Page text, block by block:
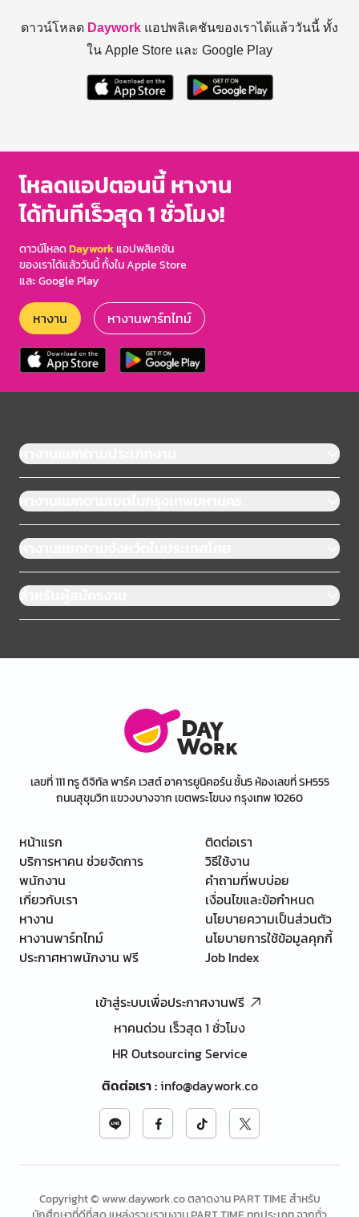
ดาวน์โหลด Daywork แอปพลิเคชันของเราได้แล้ววันนี้ ทั้ง
ใน Apple Store และ Google Play
โหลดแอปตอนนี้ หางาน
ได้ทันทีเร็วสุด 1 ชั่วโมง!
ดาวน์โหลดDayworkแอปพลิเคชัน
ของเราได้แล้ววันนี้ ทั้งใน Apple Store
และ Google Play
หางาน หางานพาร์ทไทม์
หางานแยกตามประเภทงาน
หางานแยกตามเขตในกรุงเทพมหานคร
หางานแยกตามจังหวัดในประเทศไทย
สำหรับผู้สมัครงาน
เลขที่ 111 ทรู ดิจิทัล พาร์ค เวสต์ อาคารยูนิคอร์น ชั้น5 ห้องเลขที่ SH555
ถนนสุขุมวิท แขวงบางจาก เขตพระโขนง กรุงเทพ 10260
หน้าแรก
บริการหาคน ช่วยจัดการ
พนักงาน
เกี่ยวกับเรา
หางาน
หางานพาร์ทไทม์
ประกาศหาพนักงาน ฟรี
ติดต่อเรา
วิธีใช้งาน
คำถามที่พบบ่อย
เงื่อนไขและข้อกำหนด
นโยบายความเป็นส่วนตัว
นโยบายการใช้ข้อมูลคุกกี้
Job Index
เข้าสู่ระบบเพื่อประกาศงานฟรี
หาคนด่วน เร็วสุด 1 ชั่วโมง
HR Outsourcing Service
ติดต่อเรา:info@daywork.co
Copyright © www.daywork.co ตลาดงาน PART TIME สำหรับ